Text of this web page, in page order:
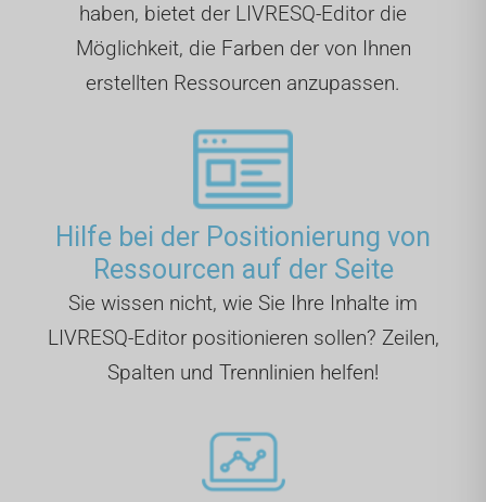
haben, bietet der LIVRESQ-Editor die
Möglichkeit, die Farben der von Ihnen
erstellten Ressourcen anzupassen.
Hilfe bei der Positionierung von
Ressourcen auf der Seite
Sie wissen nicht, wie Sie Ihre Inhalte im
LIVRESQ-Editor positionieren sollen? Zeilen,
Spalten und Trennlinien helfen!